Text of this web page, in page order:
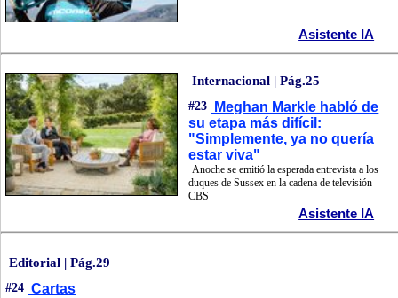
Asistente IA
Internacional | Pág.25
#23
Meghan Markle habló de
su etapa más difícil:
"Simplemente, ya no quería
estar viva"
Anoche se emitió la esperada entrevista a los
duques de Sussex en la cadena de televisión
CBS
Asistente IA
Editorial | Pág.29
#24 Cartas